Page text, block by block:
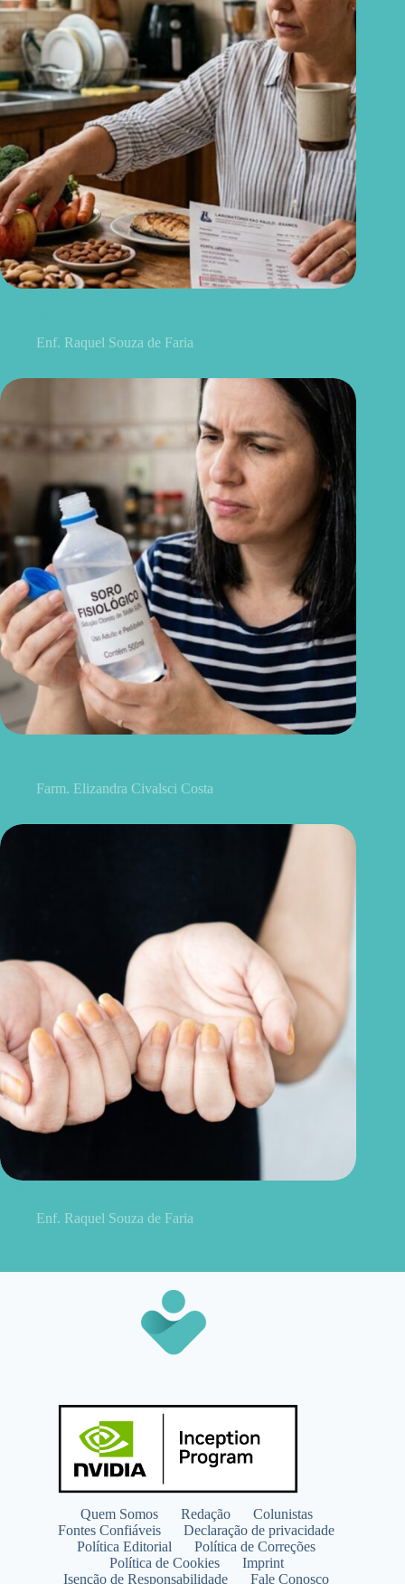
Enf. Raquel Souza de Faria
Farm. Elizandra Civalsci Costa
Enf. Raquel Souza de Faria
Quem Somos Redação
Colunistas
Fontes Confiáveis
Declaração de privacidade
Política Editorial
Política de Correções
Política de Cookies
Imprint
Isenção de Responsabilidade
Fale Conosco